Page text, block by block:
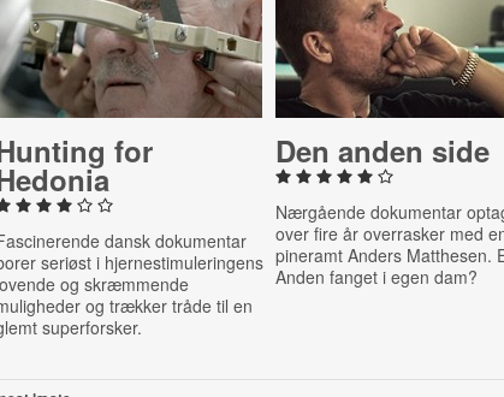
for
dansk dokumentar
seriøst i hjernestimuleringens
og skræmmende
og trækker tråde til en
superforsker.
Den anden side
Nærgående dokumentar
over fire år overrasker med
pineramt Anders Matthesen.
Anden fanget i egen dam?